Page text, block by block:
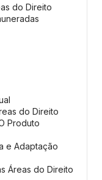
do Direito
do Direito
Produto
e Adaptação
Áreas do Direito